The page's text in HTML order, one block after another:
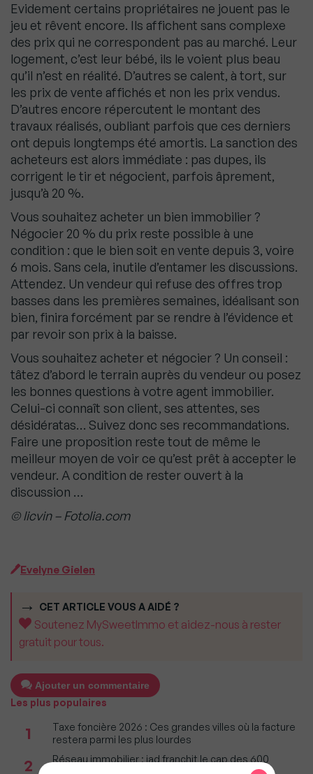
Evidement certains propriétaires ne jouent pas le
jeu et rêvent encore. Ils affichent sans complexe
des prix qui ne correspondent pas au marché. Leur
logement, c’est leur bébé, ils le voient plus beau
qu’il n’est en réalité. D’autres se calent, à tort, sur
les prix de vente affichés et non les prix vendus.
D’autres encore répercutent le montant des
travaux réalisés, oubliant parfois que ces derniers
ont depuis longtemps été amortis. La sanction des
acheteurs est alors immédiate : pas dupes, ils
corrigent le tir et négocient, parfois âprement,
jusqu’à 20 %.
Vous souhaitez acheter un bien immobilier ?
Négocier 20 % du prix reste possible à une
condition : que le bien soit en vente depuis 3, voire
6 mois. Sans cela, inutile d’entamer les discussions.
Attendez. Un vendeur qui refuse des offres trop
basses dans les premières semaines, idéalisant son
bien, finira forcément par se rendre à l’évidence et
par revoir son prix à la baisse.
Vous souhaitez acheter et négocier ? Un conseil :
tâtez d’abord le terrain auprès du vendeur ou posez
les bonnes questions à votre agent immobilier.
Celui-ci connaît son client, ses attentes, ses
désidératas… Suivez donc ses recommandations.
Faire une proposition reste tout de même le
meilleur moyen de voir ce qu’est prêt à accepter le
vendeur. A condition de rester ouvert à la
discussion …
© licvin – Fotolia.com
Evelyne Gielen
CET ARTICLE VOUS A AIDÉ ?
Soutenez MySweetImmo et aidez-nous à rester
gratuit pour tous.
Ajouter un commentaire
Les plus populaires
1
Taxe foncière 2026 : Ces grandes villes où la facture
restera parmi les plus lourdes
2
Réseau immobilier : iad franchit le cap des 600